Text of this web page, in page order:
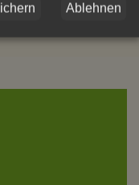
Ablehnen